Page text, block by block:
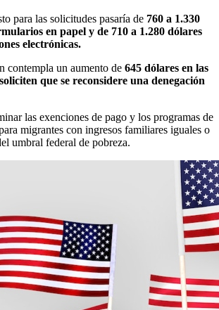
para las solicitudes pasaría de 760 a 1.330
en papel y de 710 a 1.280 dólares
electrónicas.
contempla un aumento de 645 dólares en las
que se reconsidere una denegación
las exenciones de pago y los programas de
migrantes con ingresos familiares iguales o
umbral federal de pobreza.